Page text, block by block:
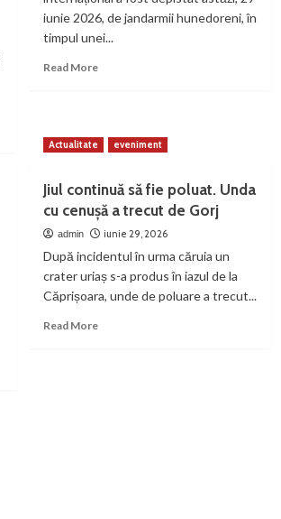
iunie 2026, de jandarmii hunedoreni, în
timpul unei...
Read MoreRead
depistat
jandarmii
hunedoreni
în
Deva
Actualitate eveniment
Jiul continuă să fie poluat. Unda
cu cenușă a trecut de Gorj
admin iunie 29, 2026
După incidentul în urma căruia un
crater uriaș s-a produs în iazul de la
Căprișoara, unde de poluare a trecut...
Read MoreRead